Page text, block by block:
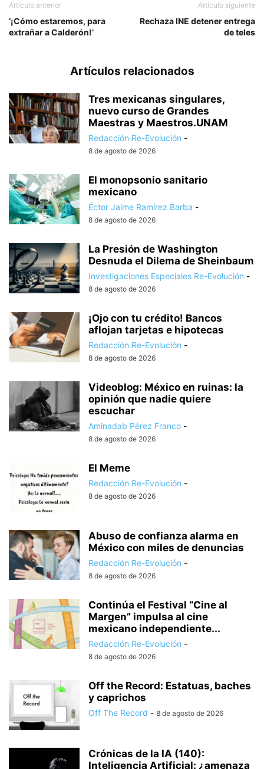
Artículo anterior
‘¡Cómo estaremos, para
extrañar a Calderón!’
Artículo siguiente
Rechaza INE detener entrega
de teles
Artículos relacionados
Tres mexicanas singulares,
nuevo curso de Grandes
Maestras y Maestros.UNAM
Redacción Re-Evolución -
8 de agosto de 2026
El monopsonio sanitario
mexicano
Éctor Jaime Ramírez Barba -
8 de agosto de 2026
La Presión de Washington
Desnuda el Dilema de Sheinbaum
Investigaciones Especiales Re-Evolución -
8 de agosto de 2026
¡Ojo con tu crédito! Bancos
aflojan tarjetas e hipotecas
Redacción Re-Evolución -
8 de agosto de 2026
Videoblog: México en ruinas: la
opinión que nadie quiere
escuchar
Aminadab Pérez Franco -
8 de agosto de 2026
El Meme
Redacción Re-Evolución -
8 de agosto de 2026
Abuso de confianza alarma en
México con miles de denuncias
Redacción Re-Evolución -
8 de agosto de 2026
Continúa el Festival “Cine al
Margen” impulsa al cine
mexicano independiente...
Redacción Re-Evolución -
8 de agosto de 2026
Off the Record: Estatuas, baches
y caprichos
Off The Record - 8 de agosto de 2026
Crónicas de la IA (140):
Inteligencia Artificial: ¿amenaza